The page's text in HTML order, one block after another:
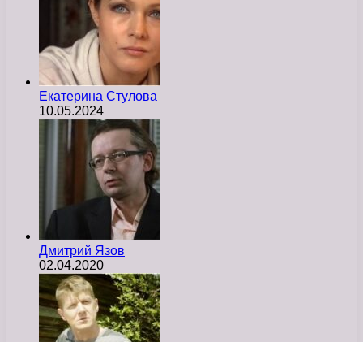
Екатерина Стулова
10.05.2024
Дмитрий Язов
02.04.2020